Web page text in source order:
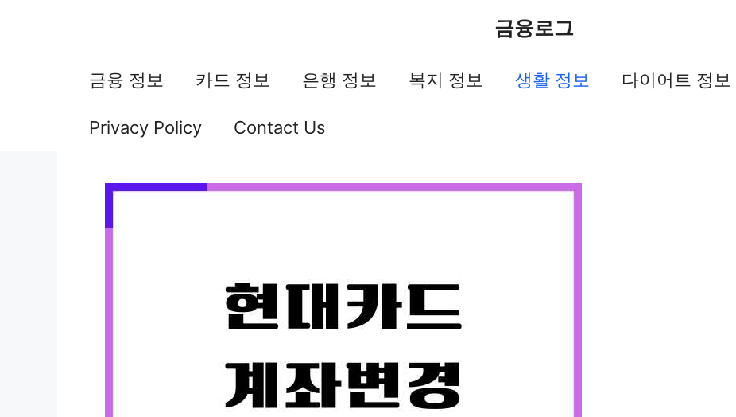
금융로그
금융 정보 카드 정보 은행 정보 복지 정보 생활 정보 다이어트 정보
Privacy Policy Contact Us